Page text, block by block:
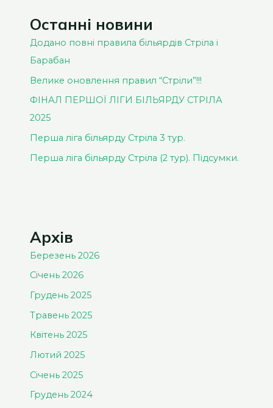
Останні новини
Додано повні правила більярдів Стріла і
Барабан
Велике оновлення правил “Стріли”!!!
ФІНАЛ ПЕРШОЇ ЛІГИ БІЛЬЯРДУ СТРІЛА
2025
Перша ліга більярду Стріла 3 тур.
Перша ліга більярду Стріла (2 тур). Підсумки.
Архів
Березень 2026
Січень 2026
Грудень 2025
Травень 2025
Квітень 2025
Лютий 2025
Січень 2025
Грудень 2024